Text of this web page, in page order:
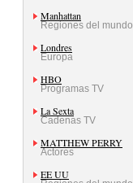
Manhattan
Regiones del mundo
Londres
Europa
HBO
Programas TV
La Sexta
Cadenas TV
MATTHEW PERRY
Actores
EE UU